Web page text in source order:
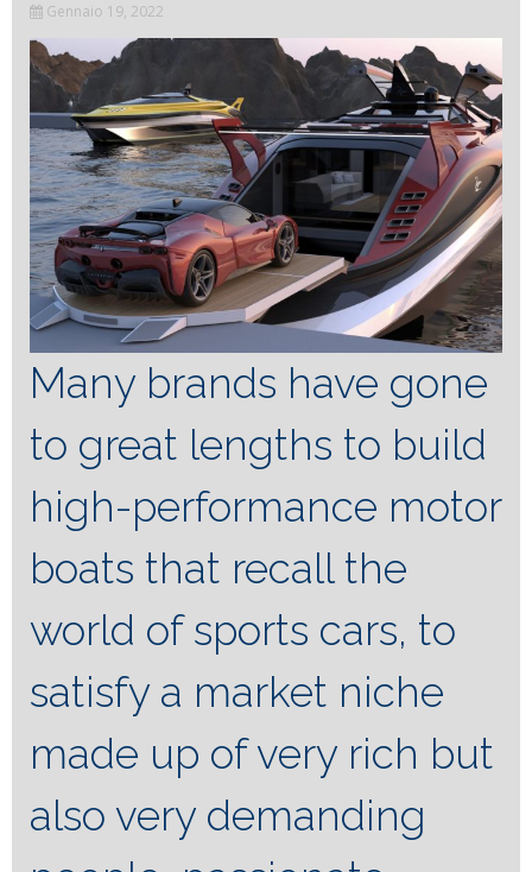
Gennaio 19, 2022
Many brands have gone
to great lengths to build
high-performance motor
boats that recall the
world of sports cars, to
satisfy a market niche
made up of very rich but
also very demanding